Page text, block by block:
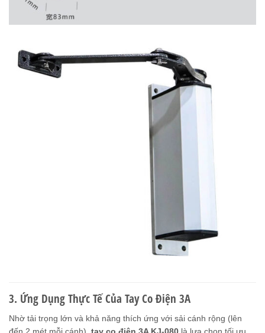
3. Ứng Dụng Thực Tế Của Tay Co Điện 3A
Nhờ tải trọng lớn và khả năng thích ứng với sải cánh rộng (lên
đến 2 mét mỗi cánh), tay co điện 3A KJ-080 là lựa chọn tối ưu